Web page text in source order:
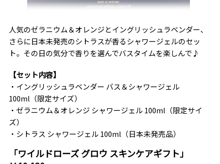
人気のゼラニウム＆オレンジとイングリッシュラベンダー、
さらに日本未発売のシトラスが香るシャワージェルのセッ
ト。その日の気分で香りを選んでバスタイムを楽しんで♪
【セット内容】
・イングリッシュラベンダー バス＆シャワージェル
100ml（限定サイズ）
・ゼラニウム＆オレンジ シャワージェル 100ml（限定サイ
ズ）
・シトラス シャワージェル 100ml（日本未発売品）
「ワイルドローズ グロウ スキンケアギフト」